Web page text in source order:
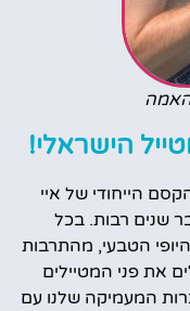
הישראלי!
הייחודי של איי
שנים רבות. בכל
הטבעי, מהתרבות
את פני המטיילים
המעמיקה שלנו עם